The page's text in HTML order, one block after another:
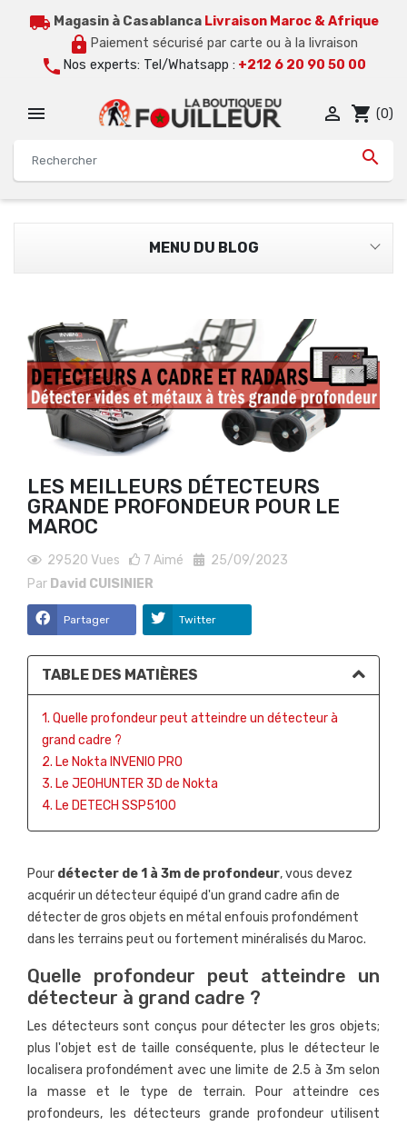
local_shipping Magasin à Casablanca Livraison Maroc & Afrique
lock Paiement sécurisé par carte ou à la livraison
call Nos experts: Tel/Whatsapp : +212 6 20 90 50 00


 shopping_cart (0)
MENU DU BLOG
LES MEILLEURS DÉTECTEURS
GRANDE PROFONDEUR POUR LE
MAROC
29520 Vues 7 Aimé
25/09/2023
Par David CUISINIER
Partager Twitter
TABLE DES MATIÈRES
1. Quelle profondeur peut atteindre un détecteur à
grand cadre ?
2. Le Nokta INVENIO PRO
3. Le JEOHUNTER 3D de Nokta
4. Le DETECH SSP5100
Pour détecter de 1 à 3m de profondeur, vous devez
acquérir un détecteur équipé d'un grand cadre afin de
détecter de gros objets en métal enfouis profondément
dans les terrains peut ou fortement minéralisés du Maroc.
Quelle profondeur peut atteindre un
détecteur à grand cadre ?
Les détecteurs sont conçus pour détecter les gros objets;
plus l'objet est de taille conséquente, plus le détecteur le
localisera profondément avec une limite de 2.5 à 3m selon
la masse et le type de terrain. Pour atteindre ces
profondeurs, les détecteurs grande profondeur utilisent